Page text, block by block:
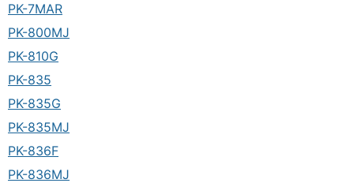
PK-7MAR
PK-800MJ
PK-810G
PK-835
PK-835G
PK-835MJ
PK-836F
PK-836MJ